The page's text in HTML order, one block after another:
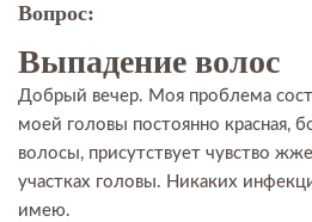
Вопрос:
Выпадение волос
Добрый вечер. Моя проблема
моей головы постоянно красная,
волосы, присутствует чувство
участках головы. Никаких
имею.